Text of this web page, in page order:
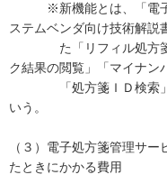
※新機能とは、「電子
ステムベンダ向け技術解説
た「リフィル処方箋」
ク結果の閲覧」「マイナン
「処方箋ＩＤ検索」「
いう。
（３）電子処方箋管理サ
たときにかかる費用